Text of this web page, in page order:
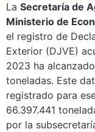
La Secretaría de
Ministerio de
el registro de
Exterior (DJVE)
2023 ha
toneladas. Este
registrado para
66.397.441
por la